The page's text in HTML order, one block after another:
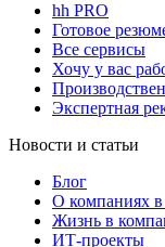
hh PRO
Готовое
Все сервисы
Хочу у вас
Экспертная
Новости и статьи
Блог
О компаниях
Жизнь в
ИТ-проекты